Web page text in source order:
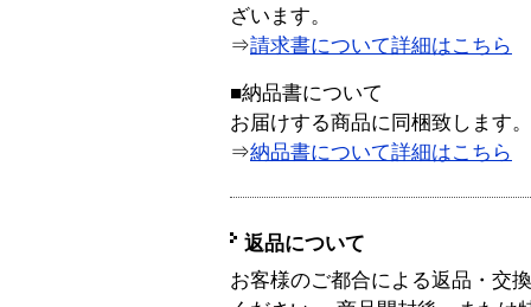
ざいます。
⇒請求書について詳細はこちら
■納品書について
お届けする商品に同梱致します。
⇒納品書について詳細はこちら
返品について
お客様のご都合による返品・交